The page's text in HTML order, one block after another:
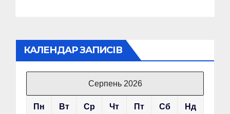
КАЛЕНДАР ЗАПИСІВ
Серпень 2026
Пн Вт Ср Чт Пт Сб Нд